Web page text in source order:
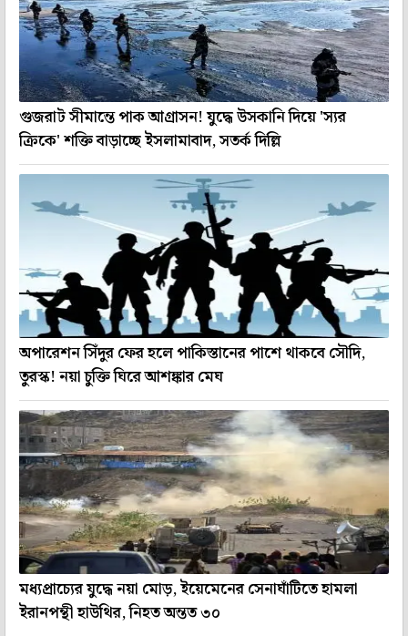
গুজরাট সীমান্তে পাক আগ্রাসন! যুদ্ধে উসকানি দিয়ে 'স্যর
ক্রিকে' শক্তি বাড়াচ্ছে ইসলামাবাদ, সতর্ক দিল্লি
অপারেশন সিঁদুর ফের হলে পাকিস্তানের পাশে থাকবে সৌদি,
তুরস্ক! নয়া চুক্তি ঘিরে আশঙ্কার মেঘ
মধ্যপ্রাচ্যের যুদ্ধে নয়া মোড়, ইয়েমেনের সেনাঘাঁটিতে হামলা
ইরানপন্থী হাউথির, নিহত অন্তত ৩০